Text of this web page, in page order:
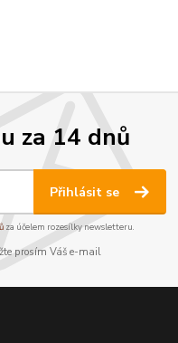
za 14 dnů
Přihlásit se
za účelem rozesílky newsletteru.
prosím Váš e-mail